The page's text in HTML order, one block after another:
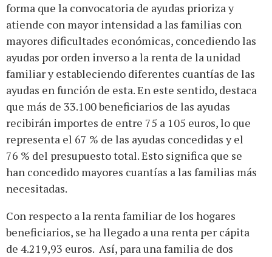
forma que la convocatoria de ayudas prioriza y
atiende con mayor intensidad a las familias con
mayores dificultades económicas, concediendo las
ayudas por orden inverso a la renta de la unidad
familiar y estableciendo diferentes cuantías de las
ayudas en función de esta. En este sentido, destaca
que más de 33.100 beneficiarios de las ayudas
recibirán importes de entre 75 a 105 euros, lo que
representa el 67 % de las ayudas concedidas y el
76 % del presupuesto total. Esto significa que se
han concedido mayores cuantías a las familias más
necesitadas.
Con respecto a la renta familiar de los hogares
beneficiarios, se ha llegado a una renta per cápita
de 4.219,93 euros. Así, para una familia de dos